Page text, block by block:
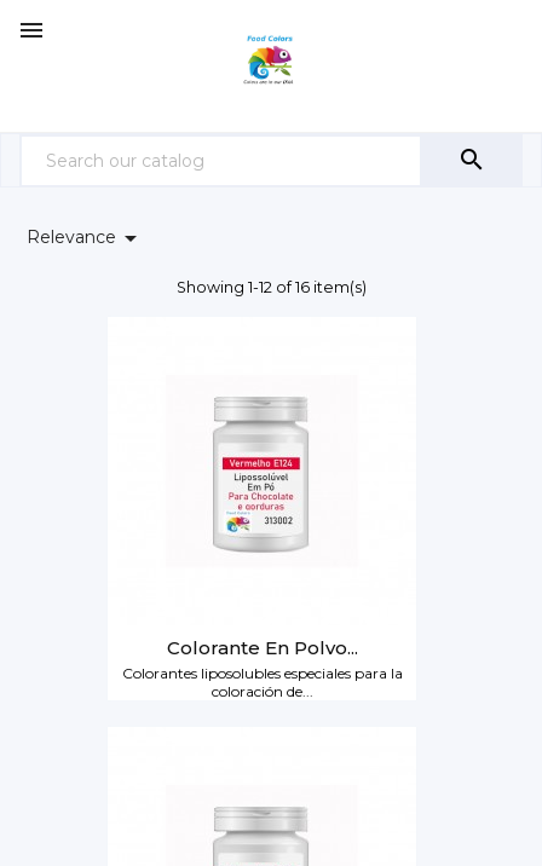


Relevance 
Showing 1-12 of 16 item(s)
Colorante En Polvo...
Colorantes liposolubles especiales para la
coloración de...